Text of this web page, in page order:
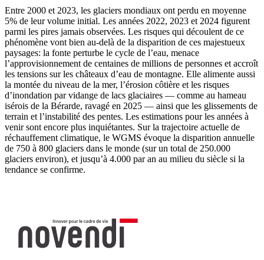
Entre 2000 et 2023, les glaciers mondiaux ont perdu en moyenne
5% de leur volume initial. Les années 2022, 2023 et 2024 figurent
parmi les pires jamais observées. Les risques qui découlent de ce
phénomène vont bien au-delà de la disparition de ces majestueux
paysages: la fonte perturbe le cycle de l’eau, menace
l’approvisionnement de centaines de millions de personnes et accroît
les tensions sur les châteaux d’eau de montagne. Elle alimente aussi
la montée du niveau de la mer, l’érosion côtière et les risques
d’inondation par vidange de lacs glaciaires — comme au hameau
isérois de la Bérarde, ravagé en 2025 — ainsi que les glissements de
terrain et l’instabilité des pentes. Les estimations pour les années à
venir sont encore plus inquiétantes. Sur la trajectoire actuelle de
réchauffement climatique, le WGMS évoque la disparition annuelle
de 750 à 800 glaciers dans le monde (sur un total de 250.000
glaciers environ), et jusqu’à 4.000 par an au milieu du siècle si la
tendance se confirme.